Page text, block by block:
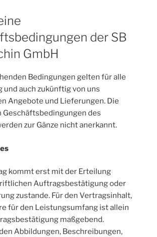
der SB
GmbH
Bedingungen gelten für alle
und auch zukünftig von uns
Angebote und Lieferungen. Die
Geschäftsbedingungen des
zur Gänze nicht anerkannt.
kommt erst mit der Erteilung
Auftragsbestätigung oder
zustande. Für den Vertragsinhalt,
für den Leistungsumfang ist allein
maßgebend.
Abbildungen, Beschreibungen,